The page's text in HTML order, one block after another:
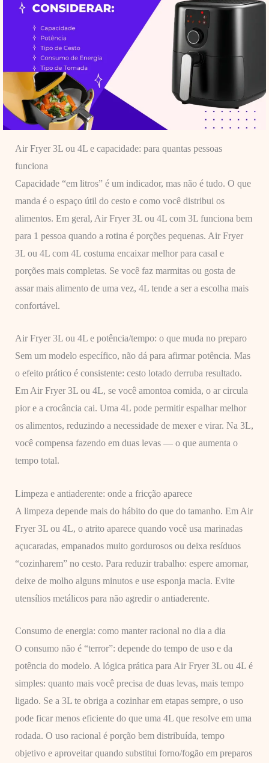
Air Fryer 3L ou 4L e capacidade: para quantas pessoas
funciona
Capacidade “em litros” é um indicador, mas não é tudo. O que
manda é o espaço útil do cesto e como você distribui os
alimentos. Em geral, Air Fryer 3L ou 4L com 3L funciona bem
para 1 pessoa quando a rotina é porções pequenas. Air Fryer
3L ou 4L com 4L costuma encaixar melhor para casal e
porções mais completas. Se você faz marmitas ou gosta de
assar mais alimento de uma vez, 4L tende a ser a escolha mais
confortável.
Air Fryer 3L ou 4L e potência/tempo: o que muda no preparo
Sem um modelo específico, não dá para afirmar potência. Mas
o efeito prático é consistente: cesto lotado derruba resultado.
Em Air Fryer 3L ou 4L, se você amontoa comida, o ar circula
pior e a crocância cai. Uma 4L pode permitir espalhar melhor
os alimentos, reduzindo a necessidade de mexer e virar. Na 3L,
você compensa fazendo em duas levas — o que aumenta o
tempo total.
Limpeza e antiaderente: onde a fricção aparece
A limpeza depende mais do hábito do que do tamanho. Em Air
Fryer 3L ou 4L, o atrito aparece quando você usa marinadas
açucaradas, empanados muito gordurosos ou deixa resíduos
“cozinharem” no cesto. Para reduzir trabalho: espere amornar,
deixe de molho alguns minutos e use esponja macia. Evite
utensílios metálicos para não agredir o antiaderente.
Consumo de energia: como manter racional no dia a dia
O consumo não é “terror”: depende do tempo de uso e da
potência do modelo. A lógica prática para Air Fryer 3L ou 4L é
simples: quanto mais você precisa de duas levas, mais tempo
ligado. Se a 3L te obriga a cozinhar em etapas sempre, o uso
pode ficar menos eficiente do que uma 4L que resolve em uma
rodada. O uso racional é porção bem distribuída, tempo
objetivo e aproveitar quando substitui forno/fogão em preparos